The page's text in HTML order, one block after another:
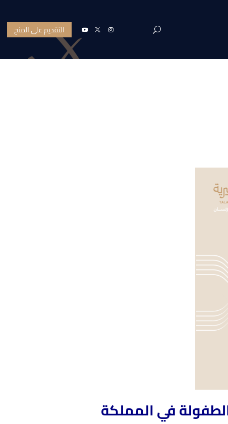
التقديم على المنح
في المملكة